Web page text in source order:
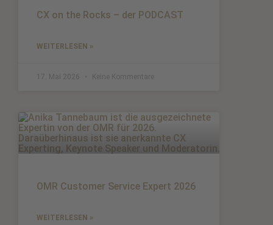
CX on the Rocks – der PODCAST
WEITERLESEN »
17. Mai 2026 Keine Kommentare
OMR Customer Service Expert 2026
WEITERLESEN »